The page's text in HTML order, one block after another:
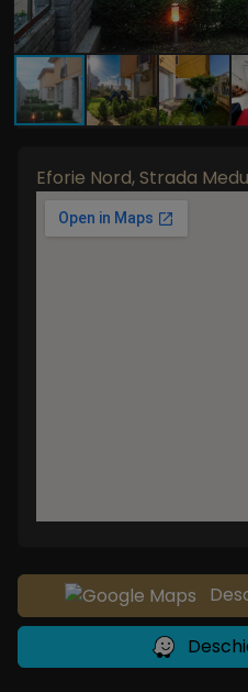
Eforie Nord, Strada